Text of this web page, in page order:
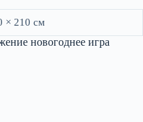
× 210 см
новогоднее игра